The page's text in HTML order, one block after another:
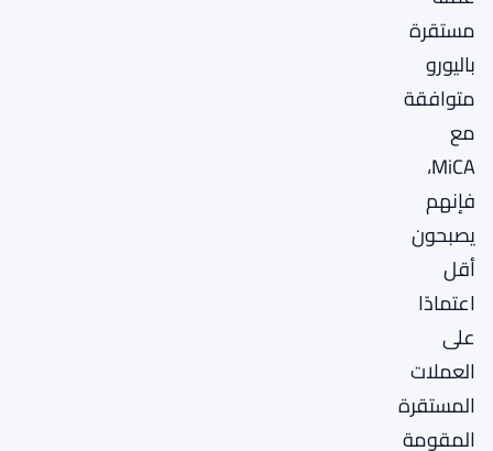
مستقرة
باليورو
متوافقة
مع
MiCA،
فإنهم
يصبحون
أقل
اعتمادًا
على
العملات
المستقرة
المقومة